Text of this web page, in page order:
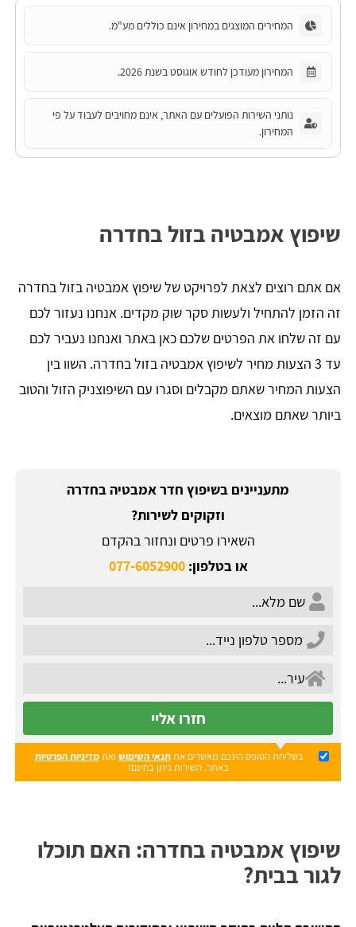
המחירים המוצגים במחירון אינם כוללים מע"מ.
המחירון מעודכן לחודש אוגוסט בשנת 2026.
נותני השירות הפועלים עם האתר, אינם מחויבים לעבוד על פי
המחירון.
שיפוץ אמבטיה בזול בחדרה
אם אתם רוצים לצאת לפרויקט של שיפוץ אמבטיה בזול בחדרה
זה הזמן להתחיל ולעשות סקר שוק מקדים. אנחנו נעזור לכם
עם זה שלחו את הפרטים שלכם כאן באתר ואנחנו נעביר לכם
עד 3 הצעות מחיר לשיפוץ אמבטיה בזול בחדרה. השוו בין
הצעות המחיר שאתם מקבלים וסגרו עם השיפוצניק הזול והטוב
ביותר שאתם מוצאים.
מתעניינים בשיפוץ חדר אמבטיה בחדרה
וזקוקים לשירות?
השאירו פרטים ונחזור בהקדם
או בטלפון:077-6052900
חזרו אליי
בשליחת הטופס הינכם מאשרים אתתנאי השימוש ואתמדיניות הפרטיות
באתר. השירות ניתן בחינם!
שיפוץ אמבטיה בחדרה: האם תוכלו
לגור בבית?